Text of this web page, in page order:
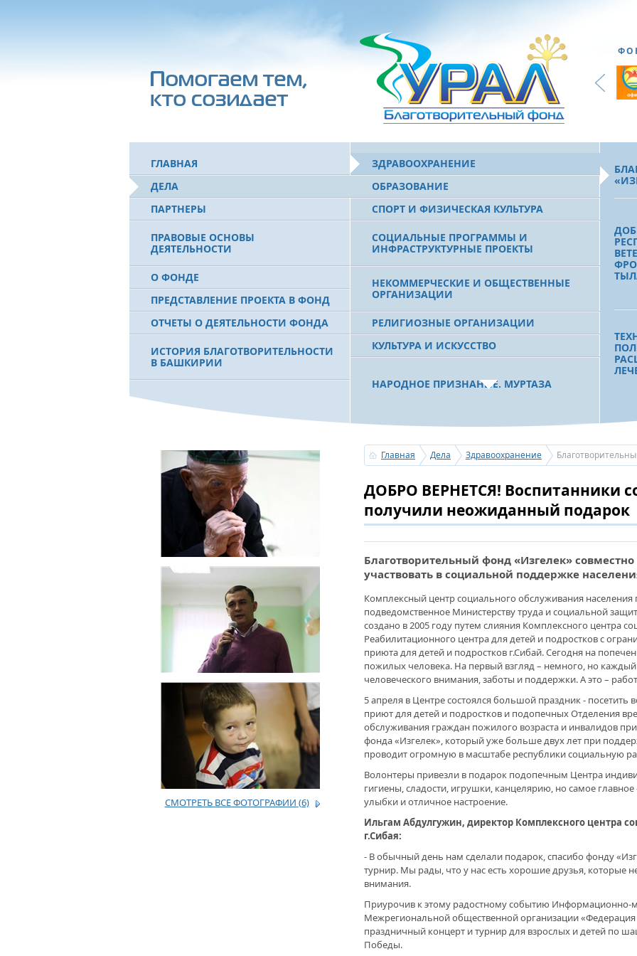
ГЛАВНАЯ
ДЕЛА
ПАРТНЕРЫ
ПРАВОВЫЕ ОСНОВЫ
ДЕЯТЕЛЬНОСТИ
О ФОНДЕ
ПРЕДСТАВЛЕНИЕ ПРОЕКТА В ФОНД
ОТЧЕТЫ О ДЕЯТЕЛЬНОСТИ ФОНДА
ИСТОРИЯ БЛАГОТВОРИТЕЛЬНОСТИ
В БАШКИРИИ
МУРТАЗЕ РАХИМОВЕ
ЗДРАВООХРАНЕНИЕ
ОБРАЗОВАНИЕ
СПОРТ И ФИЗИЧЕСКАЯ КУЛЬТУРА
СОЦИАЛЬНЫЕ ПРОГРАММЫ И
ИНФРАСТРУКТУРНЫЕ ПРОЕКТЫ
НЕКОММЕРЧЕСКИЕ И ОБЩЕСТВЕННЫЕ
ОРГАНИЗАЦИИ
РЕЛИГИОЗНЫЕ ОРГАНИЗАЦИИ
КУЛЬТУРА И ИСКУССТВО
НАРОДНОЕ ПРИЗНАНИЕ. МУРТАЗА
ПОЗДРАВЛЕНИЕ ПЕРВОГО ПРЕЗИДЕНТА
БАШКОРТОСТАНА, ПРЕДСЕДАТЕЛЯ
СОВЕТА БЛАГОТВОРИТЕЛЬНОГО ФОНДА
«УРАЛ» М.Г.РАХИМОВА
УСЕРГАН. ИЗДАН XХХV ТОМ «ИСТОРИИ
ОГОНЬ - СУДЬЯ БЕСПЕЧНОСТИ ЛЮДЕЙ.
ПОЖАРОВ МЕНЬШЕ НЕ СТАНОВИТСЯ
ДРУЖБА НЕ СЛАБЕЕТ. СОСТОЯЛАСЬ
ВСТРЕЧА ДВУХ РУКОВОДИТЕЛЕЙ
В ДОМЕ СВОЕМ. ОБ УНИКАЛЬНОЙ
ЖИЛИЩНОЙ ПРОГРАММЕ
ВНОВЬ О КАРИМЕ ХАКИМОВЕ. ИМЯ
СОВЕТСКОГО ДИПЛОМАТА ОБЪЕДИНЯЕТ
ДВА ГОСУДАРСТВА
ДО ГЛУБИНЫ ДУШИ. ФИЛЬМЫ БУЛАТА
ЮСУПОВА ПОКАЗАЛИ В КАЗАХСТАНЕ
ЛЮБОЙ КОГДА-ТО ПОСТАРЕЕТ.
ИНТЕРВЬЮ С ГЛАВРЕДОМ ГАЗЕТЫ
«ВЕТЕРАН БАШКОРТОСТАНА»
МЕМОРИАЛ СОБРАЛ СОСЛУЖИВЦЕВ. УФА
СМОТРЕТЬ ВСЕ ФОТОГРАФИИ (6)
Главная Дела Здравоохранение
ДОБРО ВЕРНЕТСЯ! Воспитанники
получили неожиданный подарок
Благотворительный фонд «Изгелек»
участвовать в социальной поддержке
Комплексный центр социального обслуживания
подведомственное Министерству труда и социальной
создано в 2005 году путем слияния Комплексного центра
Реабилитационного центра для детей и подростков с
приюта для детей и подростков г.Сибай. Сегодня на
пожилых человека. На первый взгляд – немного, но
человеческого внимания, заботы и поддержки. А это –
5 апреля в Центре состоялся большой праздник -
приют для детей и подростков и подопечных Отделения
обслуживания граждан пожилого возраста и инвалидов
фонда «Изгелек», который уже больше двух лет при
проводит огромную в масштабе республики социальную
Волонтеры привезли в подарок подопечным Центра
гигиены, сладости, игрушки, канцелярию, но самое
улыбки и отличное настроение.
Ильгам Абдулгужин, директор Комплексного центра
г.Сибая:
- В обычный день нам сделали подарок, спасибо фонду
турнир. Мы рады, что у нас есть хорошие друзья, которые
внимания.
Приурочив к этому радостному событию Информационно-
Межрегиональной общественной организации
праздничный концерт и турнир для взрослых и детей по
Победы.